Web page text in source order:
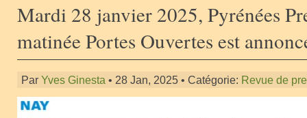
Mardi 28 janvier 2025, Pyrénées
matinée Portes Ouvertes est
Par Yves Ginesta • 28 Jan, 2025 • Catégorie: Revue de